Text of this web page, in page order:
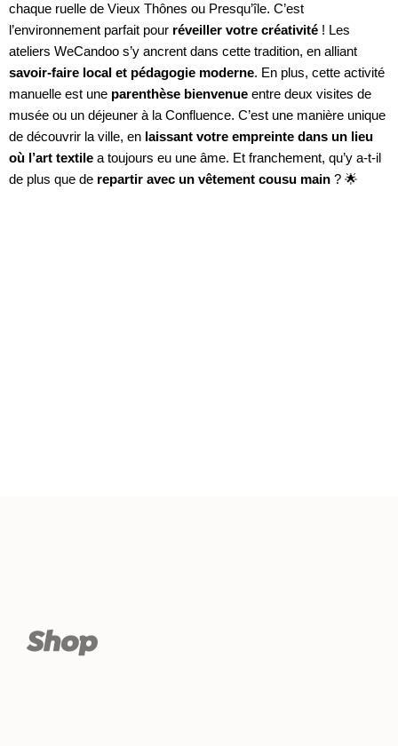
chaque ruelle de Vieux Thônes ou Presqu’île. C’est
l’environnement parfait pour réveiller votre créativité ! Les
ateliers WeCandoo s’y ancrent dans cette tradition, en alliant
savoir-faire local et pédagogie moderne. En plus, cette activité
manuelle est une parenthèse bienvenue entre deux visites de
musée ou un déjeuner à la Confluence. C’est une manière unique
de découvrir la ville, en laissant votre empreinte dans un lieu
où l’art textile a toujours eu une âme. Et franchement, qu’y a-t-il
de plus que de repartir avec un vêtement cousu main ? 🌟